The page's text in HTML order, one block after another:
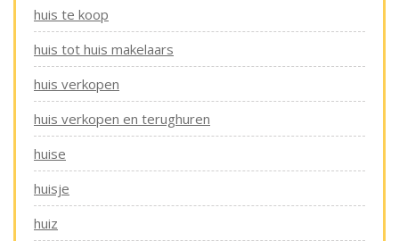
huis te koop
huis tot huis makelaars
huis verkopen
huis verkopen en terughuren
huise
huisje
huiz